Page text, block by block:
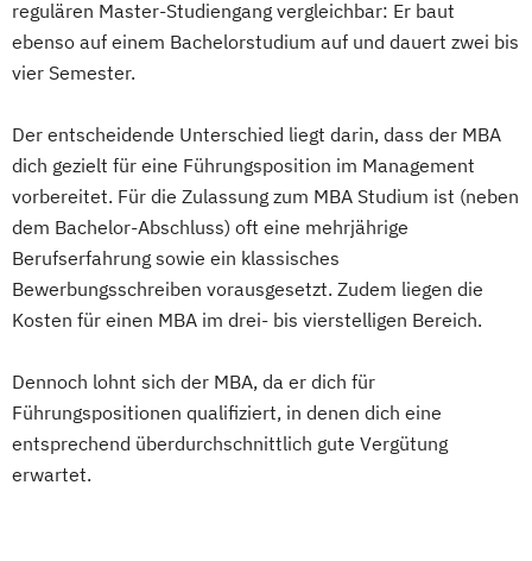
Supply Chain Management (DE/EN)
regulären Master-Studiengang vergleichbar: Er baut
ebenso auf einem Bachelorstudium auf und dauert zwei bis
vier Semester.
Der entscheidende Unterschied liegt darin, dass der MBA
dich gezielt für eine Führungsposition im Management
vorbereitet. Für die Zulassung zum MBA Studium ist (neben
dem Bachelor-Abschluss) oft eine mehrjährige
Berufserfahrung sowie ein klassisches
Bewerbungsschreiben vorausgesetzt. Zudem liegen die
Kosten für einen MBA im drei- bis vierstelligen Bereich.
Dennoch lohnt sich der MBA, da er dich für
Führungspositionen qualifiziert, in denen dich eine
entsprechend überdurchschnittlich gute Vergütung
erwartet.